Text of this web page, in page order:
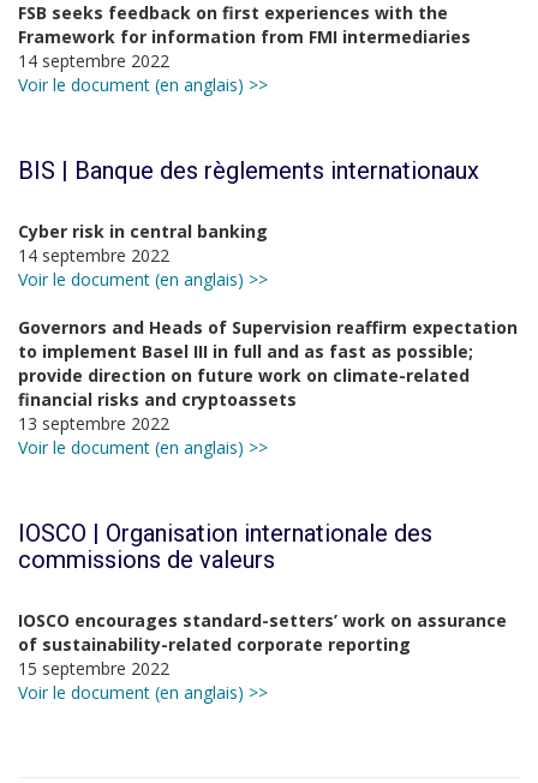
FSB seeks feedback on first experiences with the
Framework for information from FMI intermediaries
14 septembre 2022
Voir le document (en anglais) >>
BIS | Banque des règlements internationaux
Cyber risk in central banking
14 septembre 2022
Voir le document (en anglais) >>
Governors and Heads of Supervision reaffirm expectation
to implement Basel III in full and as fast as possible;
provide direction on future work on climate-related
financial risks and cryptoassets
13 septembre 2022
Voir le document (en anglais) >>
IOSCO | Organisation internationale des
commissions de valeurs
IOSCO encourages standard-setters’ work on assurance
of sustainability-related corporate reporting
15 septembre 2022
Voir le document (en anglais) >>